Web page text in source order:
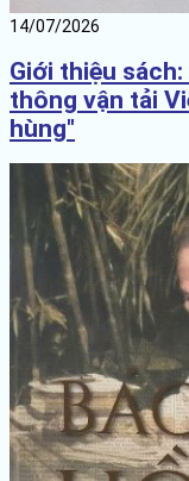
14/07/2026
Giới thiệu
thông vận tải
hùng"